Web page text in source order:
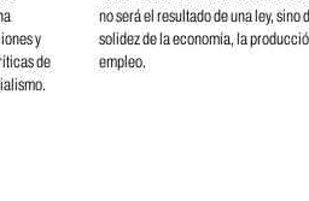
y
de
no será el resultado de una ley, sino
solidez de la economía, la
empleo.